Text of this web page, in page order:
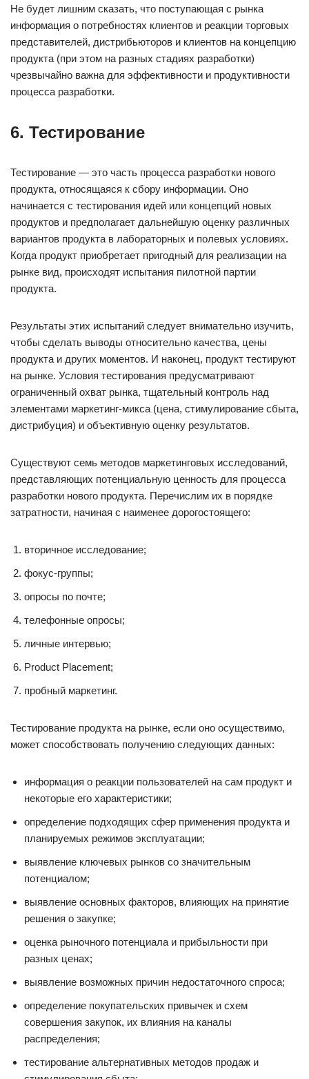
Не будет лишним сказать, что поступающая с рынка
информация о потребностях клиентов и реакции торговых
представителей, дистрибьюторов и клиентов на концепцию
продукта (при этом на разных стадиях разработки)
чрезвычайно важна для эффективности и продуктивности
процесса разработки.
6. Тестирование
Тестирование — это часть процесса разработки нового
продукта, относящаяся к сбору информации. Оно
начинается с тестирования идей или концепций новых
продуктов и предполагает дальнейшую оценку различных
вариантов продукта в лабораторных и полевых условиях.
Когда продукт приобретает пригодный для реализации на
рынке вид, происходят испытания пилотной партии
продукта.
Результаты этих испытаний следует внимательно изучить,
чтобы сделать выводы относительно качества, цены
продукта и других моментов. И наконец, продукт тестируют
на рынке. Условия тестирования предусматривают
ограниченный охват рынка, тщательный контроль над
элементами маркетинг-микса (цена, стимулирование сбыта,
дистрибуция) и объективную оценку результатов.
Существуют семь методов маркетинговых исследований,
представляющих потенциальную ценность для процесса
разработки нового продукта. Перечислим их в порядке
затратности, начиная с наименее дорогостоящего:
вторичное исследование;
фокус-группы;
опросы по почте;
телефонные опросы;
личные интервью;
Product Placement;
пробный маркетинг.
Тестирование продукта на рынке, если оно осуществимо,
может способствовать получению следующих данных:
информация о реакции пользователей на сам продукт и
некоторые его характеристики;
определение подходящих сфер применения продукта и
планируемых режимов эксплуатации;
выявление ключевых рынков со значительным
потенциалом;
выявление основных факторов, влияющих на принятие
решения о закупке;
оценка рыночного потенциала и прибыльности при
разных ценах;
выявление возможных причин недостаточного спроса;
определение покупательских привычек и схем
совершения закупок, их влияния на каналы
распределения;
тестирование альтернативных методов продаж и